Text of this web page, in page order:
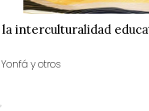
la interculturalidad
y otros